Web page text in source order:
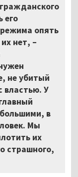
его
опять
нет, –
не убитый
властью. У
в
Мы
их
страшного,